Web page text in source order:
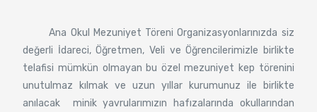
Ana Okul Mezuniyet Töreni Organizasyonlarınızda siz
değerli İdareci, Öğretmen, Veli ve Öğrencilerimizle birlikte
telafisi mümkün olmayan bu özel mezuniyet kep törenini
unutulmaz kılmak ve uzun yıllar kurumunuz ile birlikte
anılacak minik yavrularımızın hafızalarında okullarından